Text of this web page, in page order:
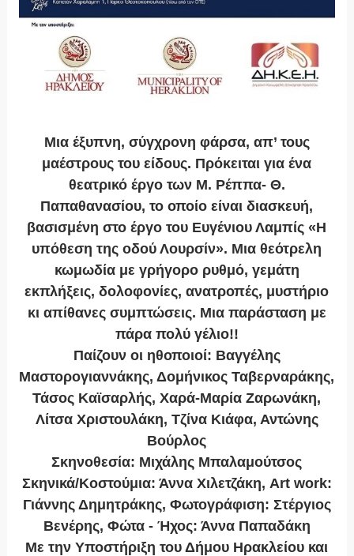
Μια έξυπνη, σύγχρονη φάρσα, απ’ τους
μαέστρους του είδους. Πρόκειται για ένα
θεατρικό έργο των Μ. Ρέππα- Θ.
Παπαθανασίου, το οποίο είναι διασκευή,
βασισμένη στο έργο του Ευγένιου Λαμπίς «Η
υπόθεση της οδού Λουρσίν». Μια θεότρελη
κωμωδία με γρήγορο ρυθμό, γεμάτη
εκπλήξεις, δολοφονίες, ανατροπές, μυστήριο
κι απίθανες συμπτώσεις. Μια παράσταση με
πάρα πολύ γέλιο!!
Παίζουν οι ηθοποιοί: Βαγγέλης
Μαστορογιαννάκης, Δομήνικος Ταβερναράκης,
Τάσος Καϊσαρλής, Χαρά-Μαρία Ζαρωνάκη,
Λίτσα Χριστουλάκη, Τζίνα Κιάφα, Αντώνης
Βούρλος
Σκηνοθεσία: Μιχάλης Μπαλαμούτσος
Σκηνικά/Κοστούμια: Άννα Χιλετζάκη, Art work:
Γιάννης Δημητράκης, Φωτογράφιση: Στέργιος
Βενέρης, Φώτα - Ήχος: Άννα Παπαδάκη
Με την Υποστήριξη του Δήμου Ηρακλείου και